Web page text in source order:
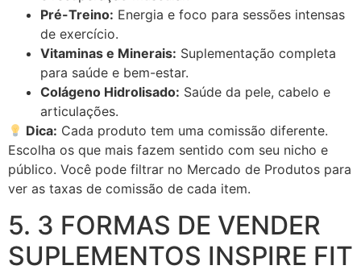
Pré-Treino: Energia e foco para sessões intensas
de exercício.
Vitaminas e Minerais: Suplementação completa
para saúde e bem-estar.
Colágeno Hidrolisado: Saúde da pele, cabelo e
articulações.
Dica: Cada produto tem uma comissão diferente.
Escolha os que mais fazem sentido com seu nicho e
público. Você pode filtrar no Mercado de Produtos para
ver as taxas de comissão de cada item.
5. 3 FORMAS DE VENDER
SUPLEMENTOS INSPIRE FIT